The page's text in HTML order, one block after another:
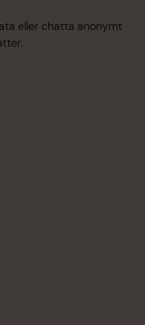
eller chatta anonymt